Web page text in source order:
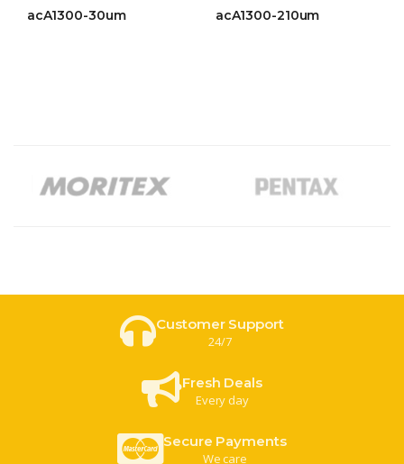
ให้
คะแนน
acA1300-30um
ให้
คะแนน
acA1300-210um
Customer Support
24/7
Fresh Deals
Every day
Secure Payments
We care